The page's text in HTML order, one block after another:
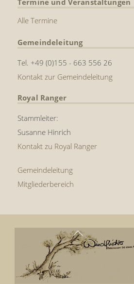
Alle Termine
Gemeindeleitung
Tel. +49 (0)155 - 663 556 26
Kontakt zur Gemeindeleitung
Royal Ranger
Stammleiter:
Susanne Hinrich
Kontakt zu Royal Ranger
Gemeindeleitung
Mitgliederbereich
Back
To